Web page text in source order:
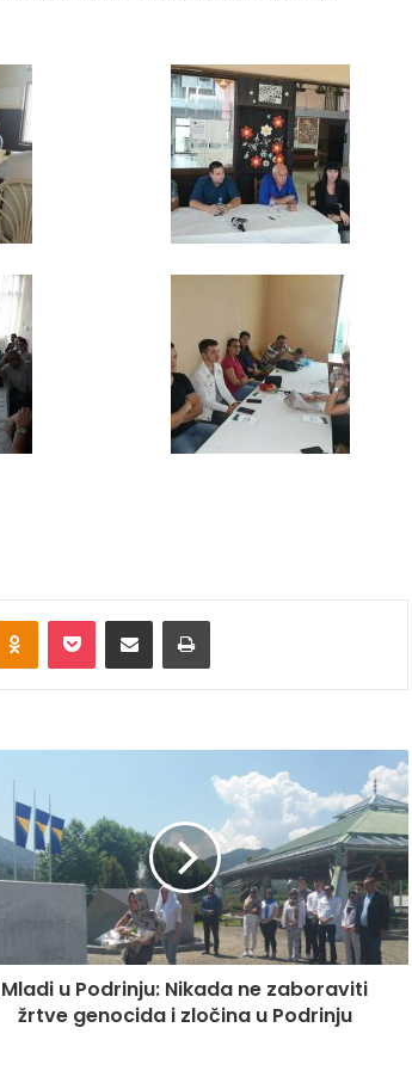
Mladi u Podrinju: Nikada ne zaboraviti
žrtve genocida i zločina u Podrinju